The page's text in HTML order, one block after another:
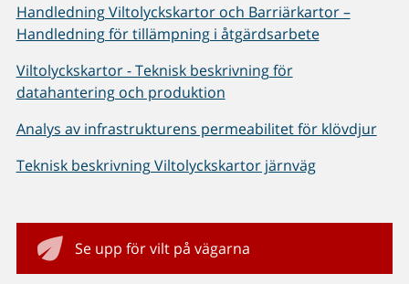
Handledning Viltolyckskartor och Barriärkartor –
Handledning för tillämpning i åtgärdsarbete
Viltolyckskartor - Teknisk beskrivning för
datahantering och produktion
Analys av infrastrukturens permeabilitet för klövdjur
Teknisk beskrivning Viltolyckskartor järnväg
Se upp för vilt på vägarna